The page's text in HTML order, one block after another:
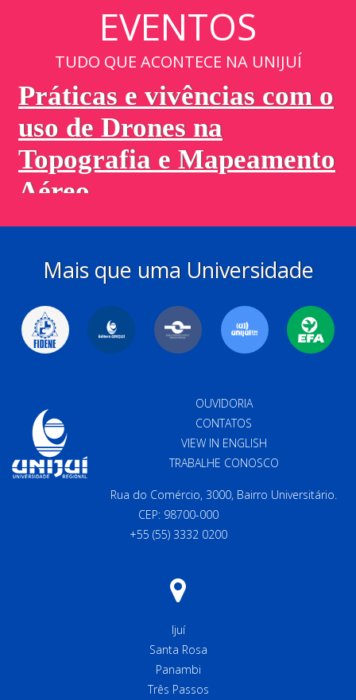
EVENTOS
TUDO QUE ACONTECE NA UNIJUÍ
Mais que uma Universidade
OUVIDORIA
CONTATOS
VIEW IN ENGLISH
TRABALHE CONOSCO
Rua do Comércio, 3000, Bairro Universitário.
CEP: 98700-000
+55 (55) 3332 0200
Ijuí
Santa Rosa
Panambi
Três Passos